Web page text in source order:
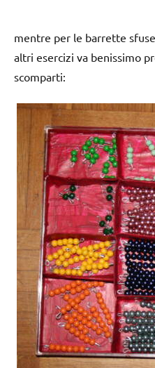
mentre per le barrette
altri esercizi va benissimo
scomparti: